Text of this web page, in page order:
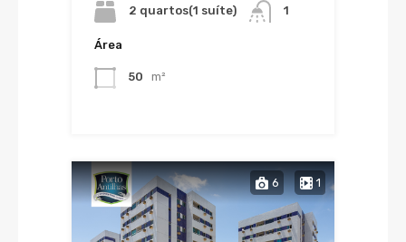
2 quartos(1 suíte) 1
Área
50 m²
6 1